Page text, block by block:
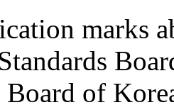
marks
Board of